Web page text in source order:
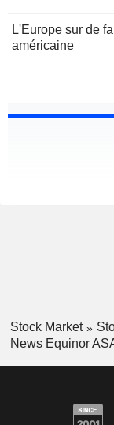
L'Europe sur de
américaine
Stock Market
News Equinor